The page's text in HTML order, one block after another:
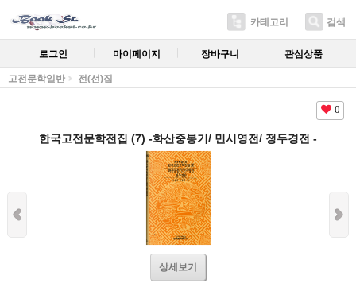
카테고리 검색
로그인 마이페이지 장바구니 관심상품
고전문학일반 전(선)집
0
한국고전문학전집 (7) -화산중봉기/ 민시영전/ 정두경전 -
상세보기